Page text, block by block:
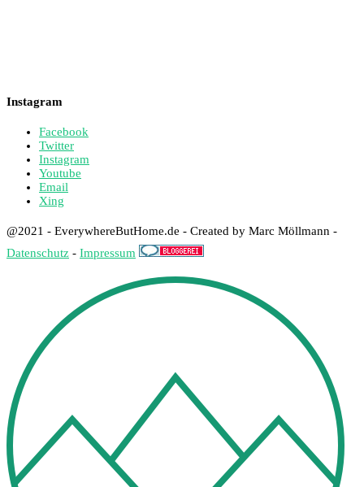
Instagram
Facebook
Twitter
Instagram
Youtube
Email
Xing
@2021 - EverywhereButHome.de - Created by Marc Möllmann -
Datenschutz - Impressum